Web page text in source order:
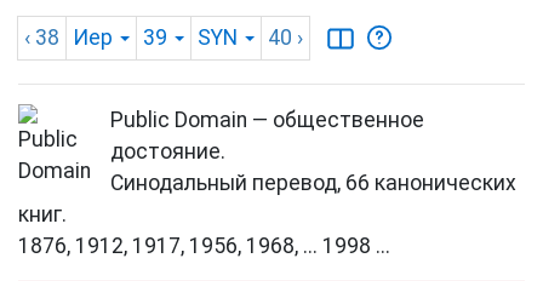
‹ 38 Иер 39 SYN 40 ›
Public Domain — общественное
достояние.
Синодальный перевод, 66 канонических
книг.
1876, 1912, 1917, 1956, 1968, ... 1998 ...